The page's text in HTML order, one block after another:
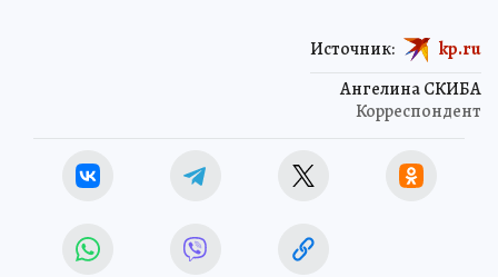
Ангелина СКИБА
Корреспондент
Источник: kp.ru